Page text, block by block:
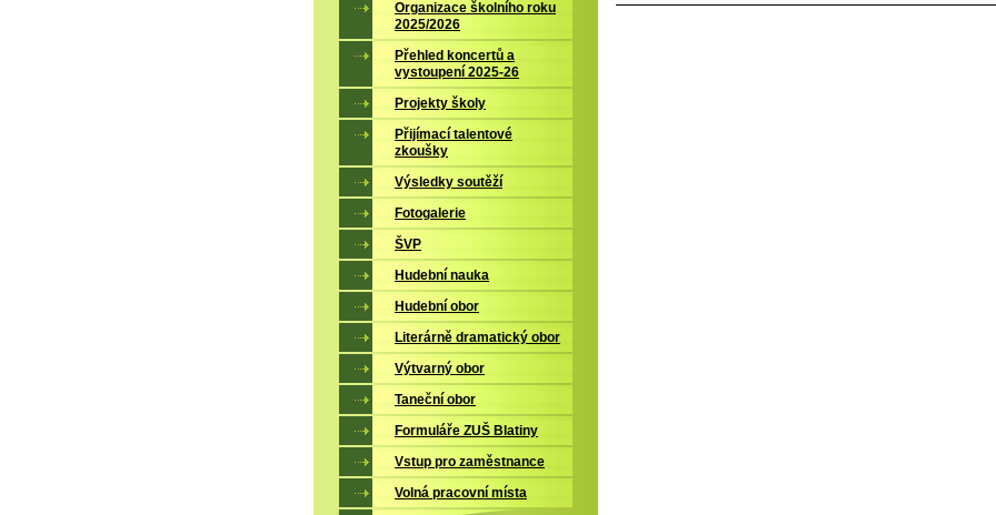
Organizace školního roku
2025/2026
Přehled koncertů a
vystoupení 2025-26
Projekty školy
Přijímací talentové
zkoušky
Výsledky soutěží
Fotogalerie
ŠVP
Hudební nauka
Hudební obor
Literárně dramatický obor
Výtvarný obor
Taneční obor
Formuláře ZUŠ Blatiny
Vstup pro zaměstnance
Volná pracovní místa